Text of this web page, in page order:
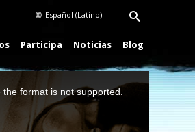
Español (Latino)
Participa Noticias Blog
format is not supported.